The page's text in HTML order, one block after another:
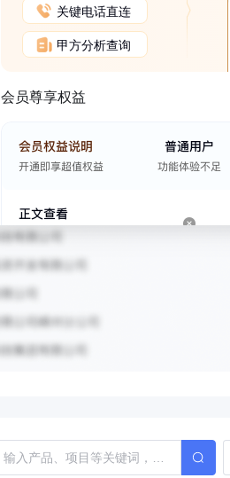
关键电话直连
甲方分析查询
会员尊享权益